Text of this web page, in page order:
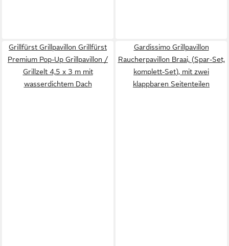
Grillfürst Grillpavillon Grillfürst
Premium Pop-Up Grillpavillon /
Grillzelt 4,5 x 3 m mit
wasserdichtem Dach
Gardissimo Grillpavillon
Raucherpavillon Braai, (Spar-Set,
komplett-Set), mit zwei
klappbaren Seitenteilen